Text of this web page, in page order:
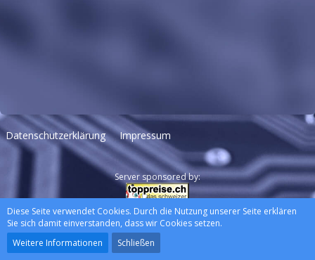
Datenschutzerklärung Impressum
Server sponsored by:
Community-Software:WoltLab Suite™
Stil:Lucent, erstellt von
Diese Seite verwendet Cookies. Durch die Nutzung unserer Seite erklären
Sie sich damit einverstanden, dass wir Cookies setzen.
Weitere Informationen
Schließen